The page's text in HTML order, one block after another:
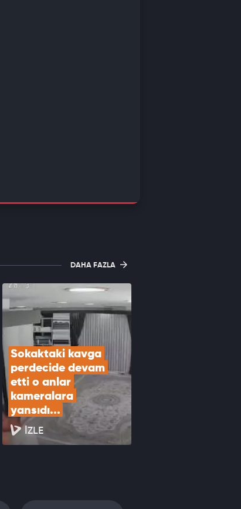
DAHA FAZLA
Sokaktaki kavga
perdecide devam
etti o anlar
kameralara
yansıdı...
İZLE